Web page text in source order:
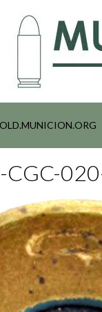
OLD.MUNICION.ORG
CGC-